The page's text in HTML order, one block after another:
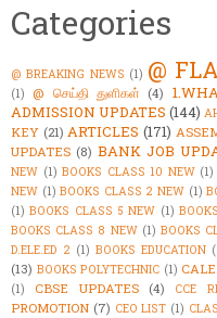
Categories
@ BREAKING NEWS (1) @
(1) @ செய்தி துளிகள் (4)
ADMISSION UPDATES (144)
KEY (21) ARTICLES (171)
UPDATES (8) BANK JOB
NEW (1) BOOKS CLASS 10 NEW (1)
NEW (1) BOOKS CLASS 2 NEW (1)
(1) BOOKS CLASS 5 NEW (1)
BOOKS CLASS 8 NEW (1) BOOKS
D.ELE.ED 2 (1) BOOKS EDUCATION
(13) BOOKS POLYTECHNIC (1)
(1)
CBSE UPDATES (4) CCE
PROMOTION (7) CEO LIST (1)